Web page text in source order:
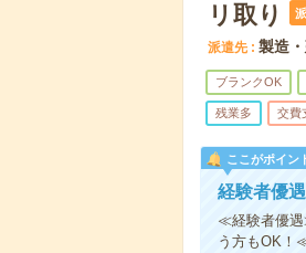
リ取り
派遣先 製造
ブランクOK
残業多 交費
ここがポイン
経験者優
≪経験者優遇
う方もOK！